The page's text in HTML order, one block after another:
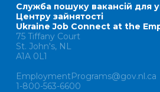
Служба пошуку вакансій для
Центру зайнятості
Ukraine Job Connect at the
75 Tiffany Court
St. John's, NL
A1A 0L1
EmploymentPrograms@gov.nl.ca
1-800-563-6600